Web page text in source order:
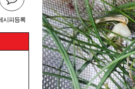
시피등록